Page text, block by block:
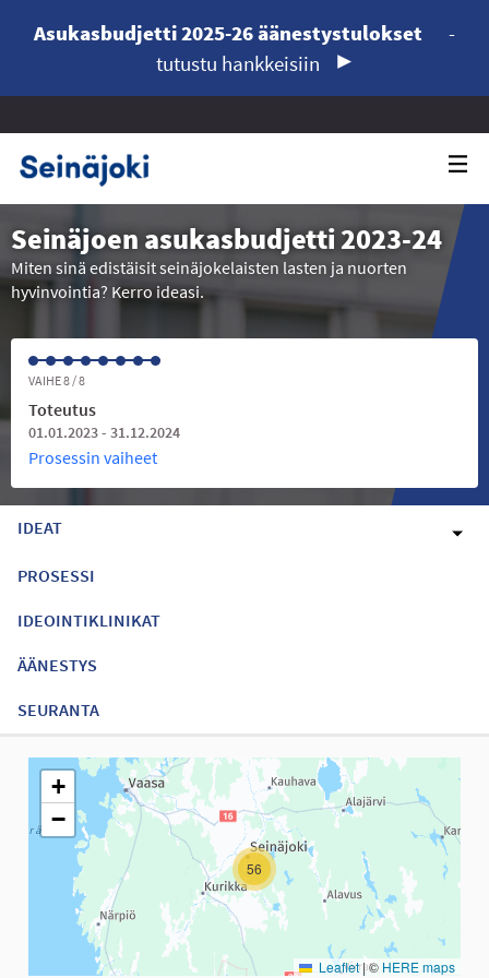
Asukasbudjetti 2025-26 äänestystulokset
-
tutustu hankkeisiin
Seinäjoen asukasbudjetti 2023-24
Miten sinä edistäisit seinäjokelaisten lasten ja nuorten
hyvinvointia? Kerro ideasi.
VAIHE 8 / 8
Toteutus
01.01.2023 - 31.12.2024
Prosessin vaiheet
IDEAT
PROSESSI
IDEOINTIKLINIKAT
ÄÄNESTYS
SEURANTA
Seuraavassa elementissä on kartta, joka esittää tämän
56
+
−
Leaflet |© HERE maps